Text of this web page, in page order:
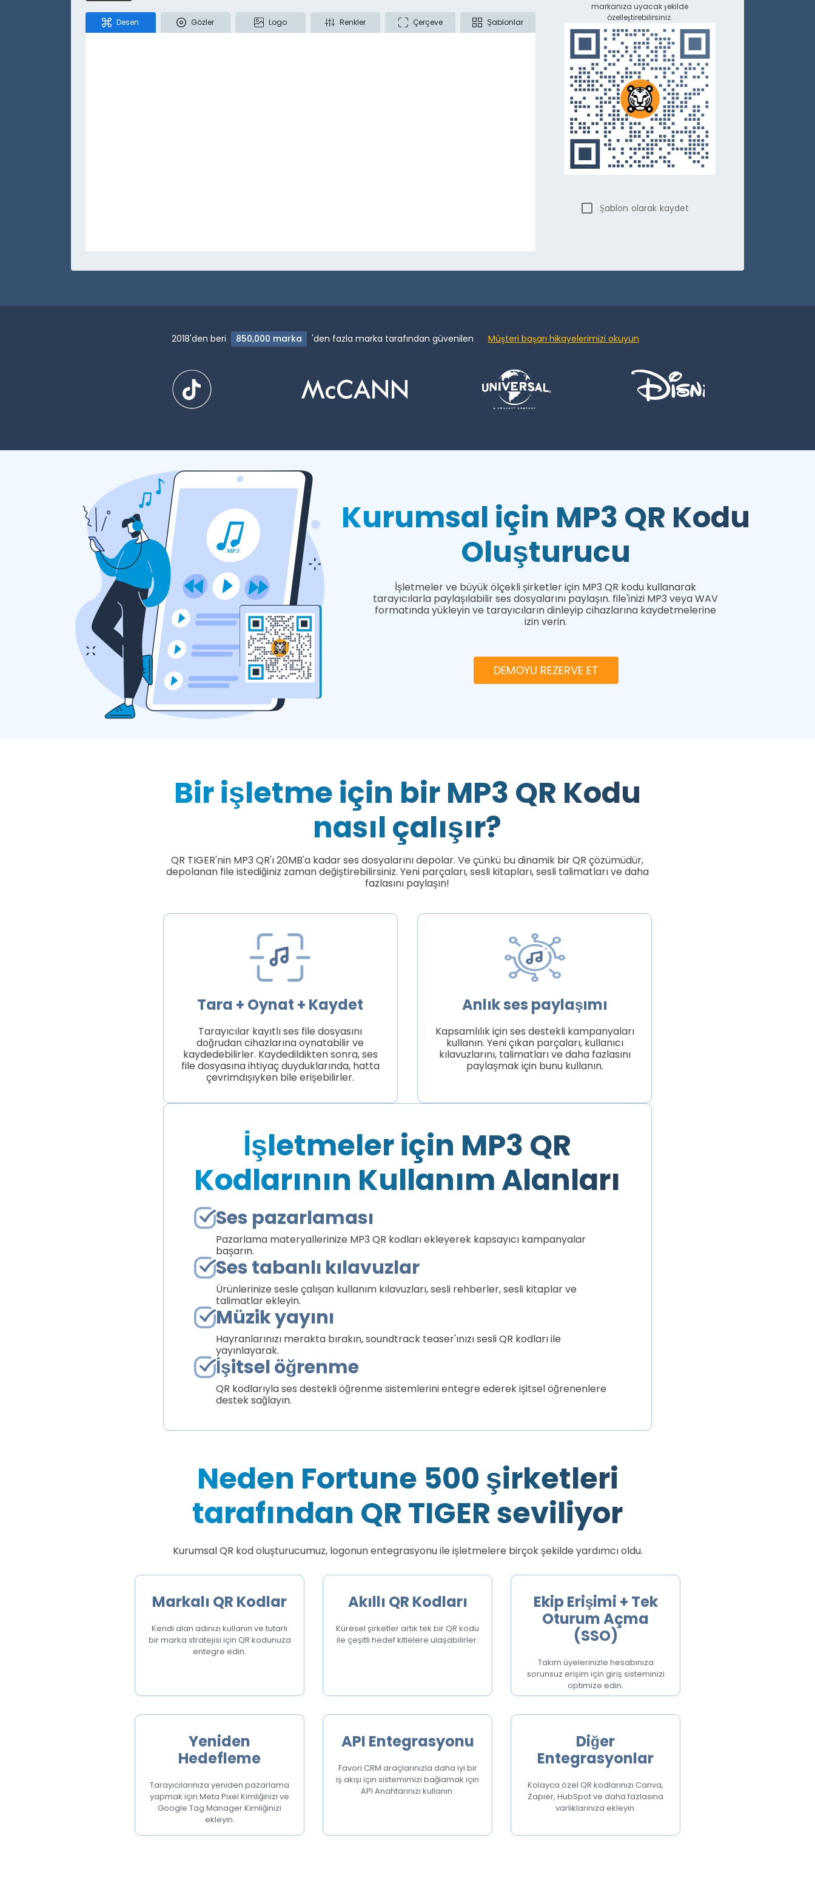
Desen Gözler Logo Renkler Çerçeve Şablonlar
markanıza uyacak şekilde
özelleştirebilirsiniz.
Şablon olarak kaydet
2018'den beri 850,000 marka 'den fazla marka tarafından güvenilen Müşteri başarı hikayelerimizi okuyun
Kurumsal için MP3 QR Kodu
Oluşturucu
İşletmeler ve büyük ölçekli şirketler için MP3 QR kodu kullanarak
tarayıcılarla paylaşılabilir ses dosyalarını paylaşın. file'inizi MP3 veya WAV
formatında yükleyin ve tarayıcıların dinleyip cihazlarına kaydetmelerine
izin verin.
DEMOYU REZERVE ET
Bir işletme için bir MP3 QR Kodu
nasıl çalışır?
QR TIGER'nin MP3 QR'ı 20MB'a kadar ses dosyalarını depolar. Ve çünkü bu dinamik bir QR çözümüdür,
depolanan file istediğiniz zaman değiştirebilirsiniz. Yeni parçaları, sesli kitapları, sesli talimatları ve daha
fazlasını paylaşın!
Tara + Oynat + Kaydet
Tarayıcılar kayıtlı ses file dosyasını
doğrudan cihazlarına oynatabilir ve
kaydedebilirler. Kaydedildikten sonra, ses
file dosyasına ihtiyaç duyduklarında, hatta
çevrimdışıyken bile erişebilirler.
Anlık ses paylaşımı
Kapsamlılık için ses destekli kampanyaları
kullanın. Yeni çıkan parçaları, kullanıcı
kılavuzlarını, talimatları ve daha fazlasını
paylaşmak için bunu kullanın.
İşletmeler için MP3 QR
Kodlarının Kullanım Alanları
Ses pazarlaması
Pazarlama materyallerinize MP3 QR kodları ekleyerek kapsayıcı kampanyalar
başarın.
Ses tabanlı kılavuzlar
Ürünlerinize sesle çalışan kullanım kılavuzları, sesli rehberler, sesli kitaplar ve
talimatlar ekleyin.
Müzik yayını
Hayranlarınızı merakta bırakın, soundtrack teaser'ınızı sesli QR kodları ile
yayınlayarak.
İşitsel öğrenme
QR kodlarıyla ses destekli öğrenme sistemlerini entegre ederek işitsel öğrenenlere
destek sağlayın.
Neden Fortune 500 şirketleri
tarafından QR TIGER seviliyor
Kurumsal QR kod oluşturucumuz, logonun entegrasyonu ile işletmelere birçok şekilde yardımcı oldu.
Markalı QR Kodlar
Kendi alan adınızı kullanın ve tutarlı
bir marka stratejisi için QR kodunuza
entegre edin.
Akıllı QR Kodları
Küresel şirketler artık tek bir QR kodu
ile çeşitli hedef kitlelere ulaşabilirler.
Ekip Erişimi + Tek
Oturum Açma
(SSO)
Takım üyelerinizle hesabınıza
sorunsuz erişim için giriş sisteminizi
optimize edin.
Yeniden
Hedefleme
Tarayıcılarınıza yeniden pazarlama
yapmak için Meta Pixel Kimliğinizi ve
Google Tag Manager Kimliğinizi
ekleyin.
API Entegrasyonu
Favori CRM araçlarınızla daha iyi bir
iş akışı için sistemimizi bağlamak için
API Anahtarınızı kullanın.
Diğer
Entegrasyonlar
Kolayca özel QR kodlarınızı Canva,
Zapier, HubSpot ve daha fazlasına
varlıklarınıza ekleyin.